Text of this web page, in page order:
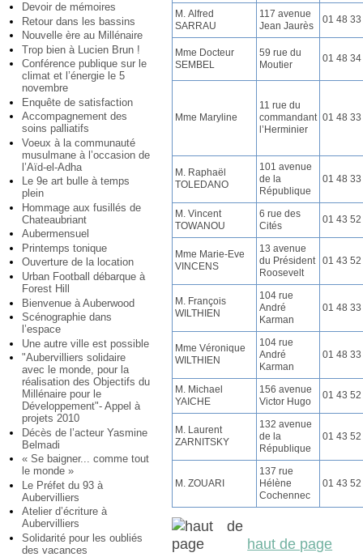
Devoir de mémoires
Retour dans les bassins
Nouvelle ère au Millénaire
Trop bien à Lucien Brun !
Conférence publique sur le
climat et l’énergie le 5
novembre
Enquête de satisfaction
Accompagnement des
soins palliatifs
Voeux à la communauté
musulmane à l’occasion de
l’Aïd-el-Adha
Le 9e art bulle à temps
plein
Hommage aux fusillés de
Chateaubriant
Aubermensuel
Printemps tonique
Ouverture de la location
Urban Football débarque à
Forest Hill
Bienvenue à Auberwood
Scénographie dans
l’espace
Une autre ville est possible
"Aubervilliers solidaire
avec le monde, pour la
réalisation des Objectifs du
Millénaire pour le
Développement"- Appel à
projets 2010
Décès de l’acteur Yasmine
Belmadi
« Se baigner... comme tout
le monde »
Le Préfet du 93 à
Aubervilliers
Atelier d’écriture à
Aubervilliers
Solidarité pour les oubliés
des vacances
M. Alfred
SARRAU
117 avenue
Jean Jaurès
01 48
Mme Docteur
SEMBEL
59 rue du
Moutier
01 48
Mme Maryline
11 rue du
commandant
l’Herminier
01 48
M. Raphaël
TOLEDANO
101 avenue
de la
République
01 48
M. Vincent
TOWANOU
6 rue des
Cités
01 43
Mme Marie-Eve
VINCENS
13 avenue
du Président
Roosevelt
01 43
M. François
WILTHIEN
104 rue
André
Karman
01 48
Mme Véronique
WILTHIEN
104 rue
André
Karman
01 48
M. Michael
YAICHE
156 avenue
Victor Hugo
01 43
M. Laurent
ZARNITSKY
132 avenue
de la
République
01 43
M. ZOUARI
137 rue
Hélène
Cochennec
01 43
haut de page